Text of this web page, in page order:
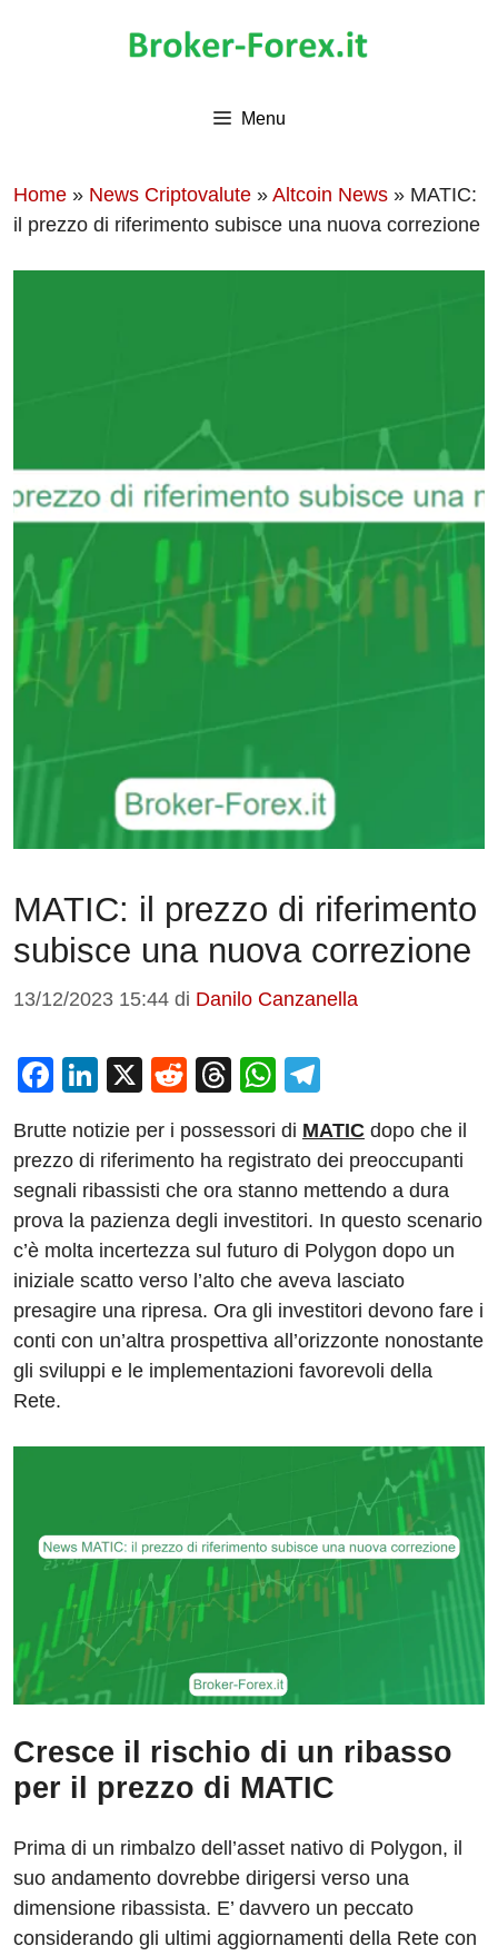
Menu
Home » News Criptovalute » Altcoin News » MATIC:
il prezzo di riferimento subisce una nuova correzione
MATIC: il prezzo di riferimento
subisce una nuova correzione
13/12/2023 15:44 di Danilo Canzanella
F
c
e
b
o
o
k
Li
k
e
dI
n
X
R
d
di
t
T
e
a
d
s
W
at
s
A
p
p
e
gr
a
m
Brutte notizie per i possessori di MATIC dopo che il
prezzo di riferimento ha registrato dei preoccupanti
segnali ribassisti che ora stanno mettendo a dura
prova la pazienza degli investitori. In questo scenario
c’è molta incertezza sul futuro di Polygon dopo un
iniziale scatto verso l’alto che aveva lasciato
presagire una ripresa. Ora gli investitori devono fare i
conti con un’altra prospettiva all’orizzonte nonostante
gli sviluppi e le implementazioni favorevoli della
Rete.
Cresce il rischio di un ribasso
per il prezzo di MATIC
Prima di un rimbalzo dell’asset nativo di Polygon, il
suo andamento dovrebbe dirigersi verso una
dimensione ribassista. E’ davvero un peccato
considerando gli ultimi aggiornamenti della Rete con